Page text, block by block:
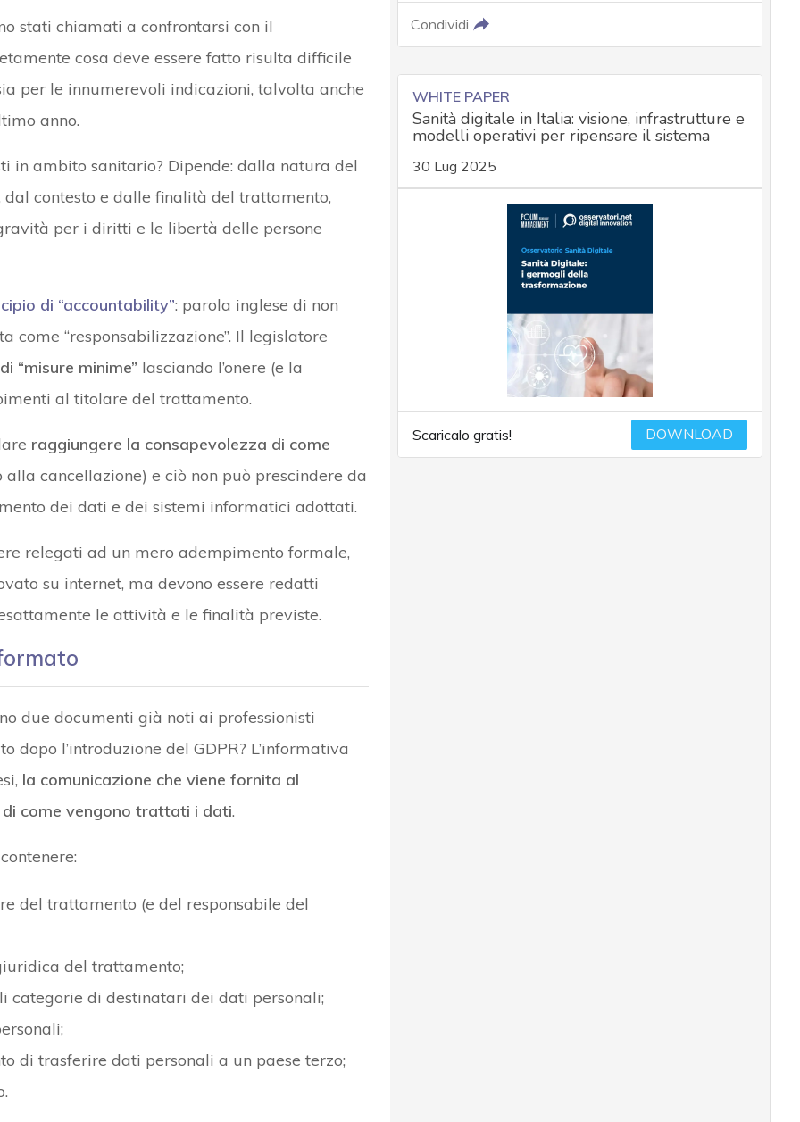
stati chiamati a confrontarsi con il
cosa deve essere fatto risulta difficile
per le innumerevoli indicazioni, talvolta anche
anno.
in ambito sanitario? Dipende: dalla natura del
contesto e dalle finalità del trattamento,
per i diritti e le libertà delle persone
di “accountability”: parola inglese di non
“responsabilizzazione”. Il legislatore
“misure minime” lasciando l’onere (e la
al titolare del trattamento.
raggiungere la consapevolezza di come
cancellazione) e ciò non può prescindere da
dei dati e dei sistemi informatici adottati.
relegati ad un mero adempimento formale,
su internet, ma devono essere redatti
le attività e le finalità previste.
due documenti già noti ai professionisti
dopo l’introduzione del GDPR? L’informativa
la comunicazione che viene fornita al
come vengono trattati i dati.
del trattamento (e del responsabile del
del trattamento;
categorie di destinatari dei dati personali;
di trasferire dati personali a un paese terzo;
Condividi
WHITE PAPER
Sanità digitale in Italia: visione, infrastrutture e
modelli operativi per ripensare il sistema
30 Lug 2025
Scaricalo gratis! DOWNLOAD